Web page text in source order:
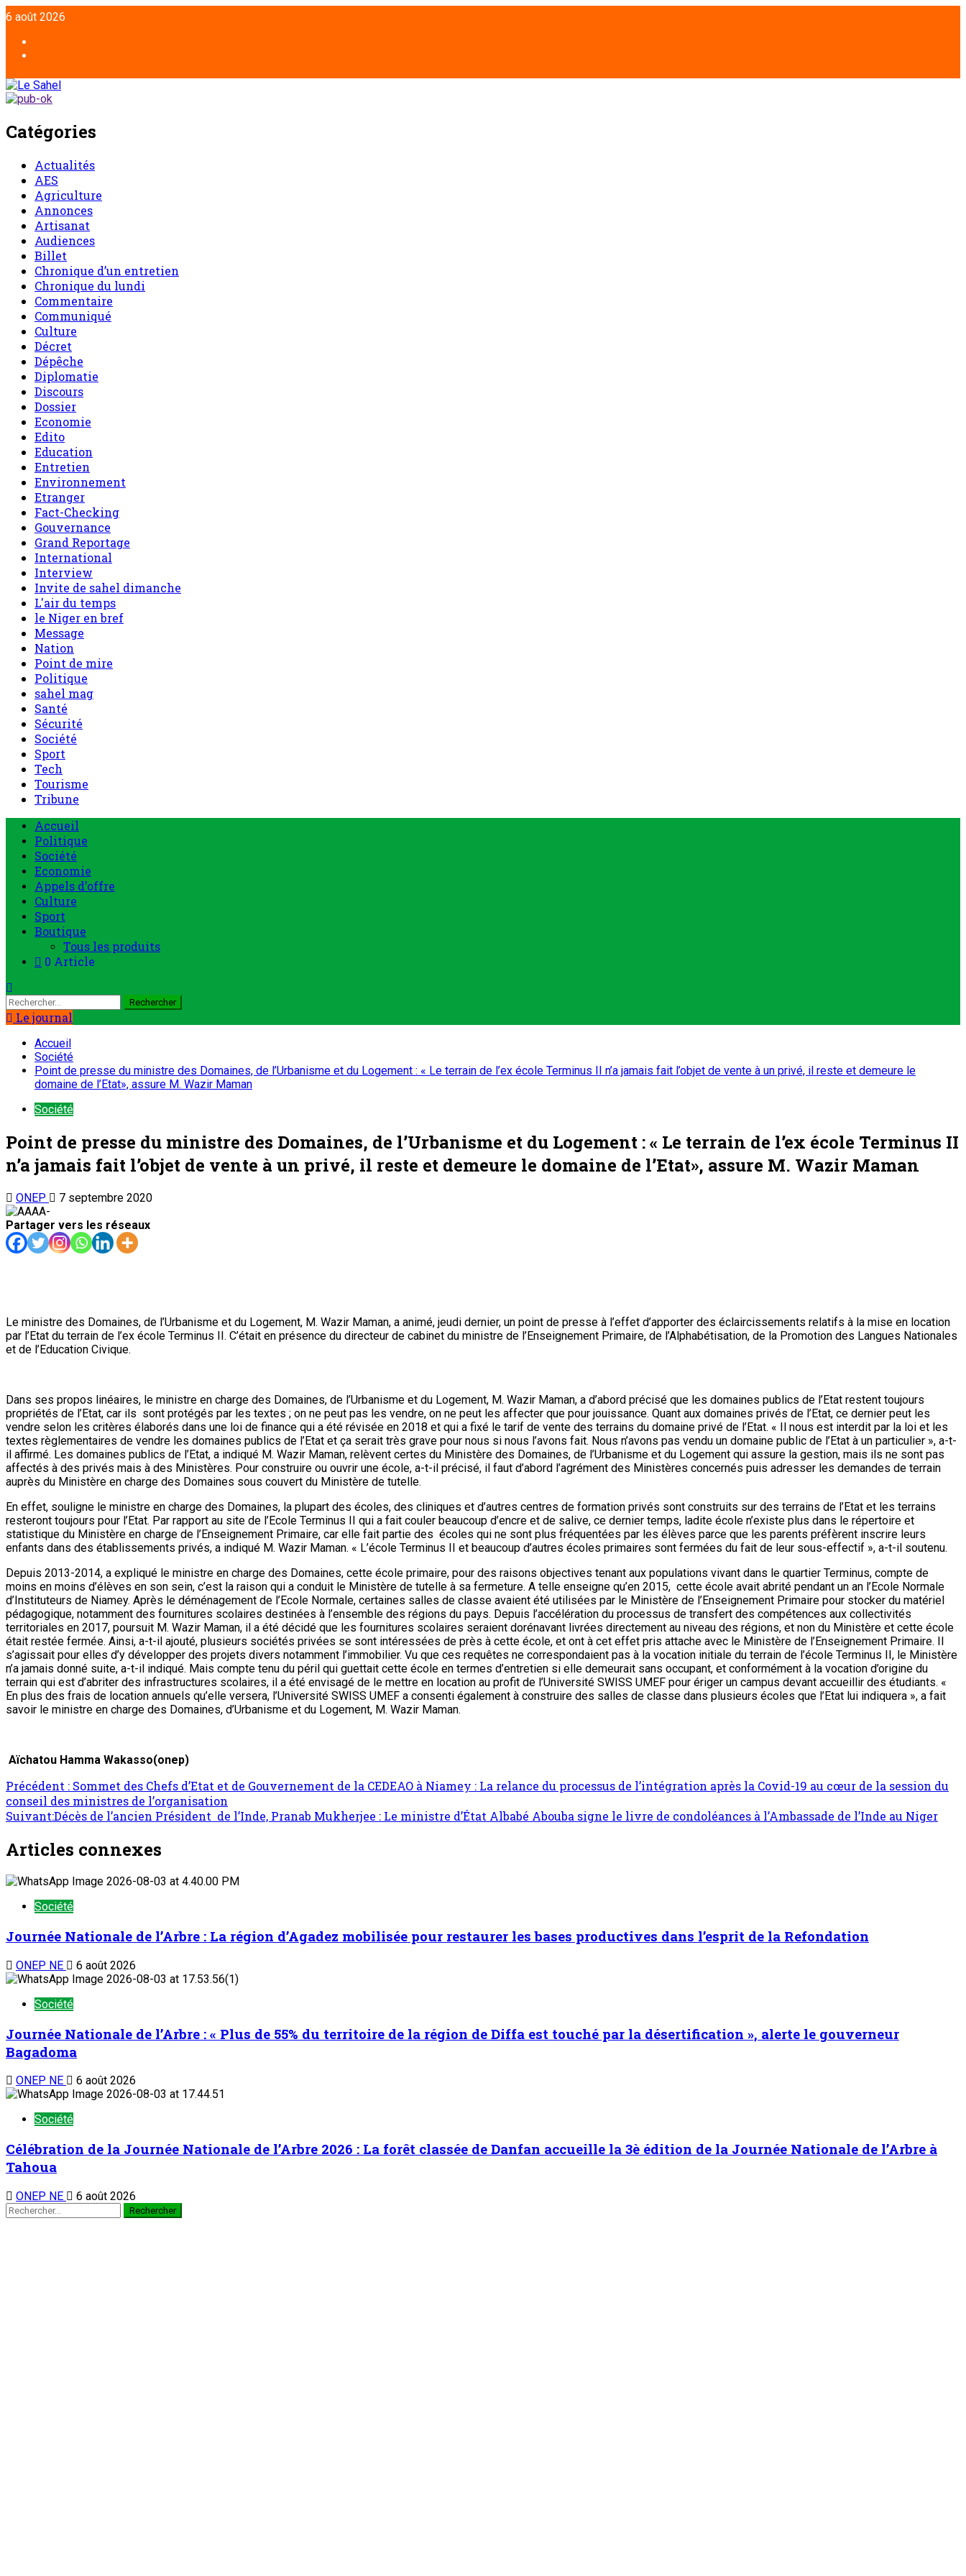
6 août 2026
Catégories
Actualités
AES
Agriculture
Annonces
Artisanat
Audiences
Billet
Chronique d’un entretien
Chronique du lundi
Commentaire
Communiqué
Culture
Décret
Dépêche
Diplomatie
Discours
Dossier
Economie
Edito
Education
Entretien
Environnement
Etranger
Fact-Checking
Gouvernance
Grand Reportage
International
Interview
Invite de sahel dimanche
L'air du temps
le Niger en bref
Message
Nation
Point de mire
Politique
sahel mag
Santé
Sécurité
Société
Sport
Tech
Tourisme
Tribune
Accueil
Politique
Société
Economie
Appels d’offre
Culture
Sport
Boutique
Tous les produits
0 Article
Le journal
Accueil
Société
Point de presse du ministre des Domaines, de l’Urbanisme et du Logement : « Le terrain de l’ex école Terminus II n’a jamais fait l’objet de vente à un privé, il reste et demeure le
domaine de l’Etat», assure M. Wazir Maman
Société
Point de presse du ministre des Domaines, de l’Urbanisme et du Logement : « Le terrain de l’ex école Terminus II
n’a jamais fait l’objet de vente à un privé, il reste et demeure le domaine de l’Etat», assure M. Wazir Maman
ONEP
7 septembre 2020
Partager vers les réseaux
Le ministre des Domaines, de l’Urbanisme et du Logement, M. Wazir Maman, a animé, jeudi dernier, un point de presse à l’effet d’apporter des éclaircissements relatifs à la mise en location
par l’Etat du terrain de l’ex école Terminus II. C’était en présence du directeur de cabinet du ministre de l’Enseignement Primaire, de l’Alphabétisation, de la Promotion des Langues Nationales
et de l’Education Civique.
Dans ses propos linéaires, le ministre en charge des Domaines, de l’Urbanisme et du Logement, M. Wazir Maman, a d’abord précisé que les domaines publics de l’Etat restent toujours
propriétés de l’Etat, car ils sont protégés par les textes ; on ne peut pas les vendre, on ne peut les affecter que pour jouissance. Quant aux domaines privés de l’Etat, ce dernier peut les
vendre selon les critères élaborés dans une loi de finance qui a été révisée en 2018 et qui a fixé le tarif de vente des terrains du domaine privé de l’Etat. « Il nous est interdit par la loi et les
textes règlementaires de vendre les domaines publics de l’Etat et ça serait très grave pour nous si nous l’avons fait. Nous n’avons pas vendu un domaine public de l’Etat à un particulier », a-t-
il affirmé. Les domaines publics de l’Etat, a indiqué M. Wazir Maman, relèvent certes du Ministère des Domaines, de l’Urbanisme et du Logement qui assure la gestion, mais ils ne sont pas
affectés à des privés mais à des Ministères. Pour construire ou ouvrir une école, a-t-il précisé, il faut d’abord l’agrément des Ministères concernés puis adresser les demandes de terrain
auprès du Ministère en charge des Domaines sous couvert du Ministère de tutelle.
En effet, souligne le ministre en charge des Domaines, la plupart des écoles, des cliniques et d’autres centres de formation privés sont construits sur des terrains de l’Etat et les terrains
resteront toujours pour l’Etat. Par rapport au site de l’Ecole Terminus II qui a fait couler beaucoup d’encre et de salive, ce dernier temps, ladite école n’existe plus dans le répertoire et
statistique du Ministère en charge de l’Enseignement Primaire, car elle fait partie des écoles qui ne sont plus fréquentées par les élèves parce que les parents préfèrent inscrire leurs
enfants dans des établissements privés, a indiqué M. Wazir Maman. « L’école Terminus II et beaucoup d’autres écoles primaires sont fermées du fait de leur sous-effectif », a-t-il soutenu.
Depuis 2013-2014, a expliqué le ministre en charge des Domaines, cette école primaire, pour des raisons objectives tenant aux populations vivant dans le quartier Terminus, compte de
moins en moins d’élèves en son sein, c’est la raison qui a conduit le Ministère de tutelle à sa fermeture. A telle enseigne qu’en 2015, cette école avait abrité pendant un an l’Ecole Normale
d’Instituteurs de Niamey. Après le déménagement de l’Ecole Normale, certaines salles de classe avaient été utilisées par le Ministère de l’Enseignement Primaire pour stocker du matériel
pédagogique, notamment des fournitures scolaires destinées à l’ensemble des régions du pays. Depuis l’accélération du processus de transfert des compétences aux collectivités
territoriales en 2017, poursuit M. Wazir Maman, il a été décidé que les fournitures scolaires seraient dorénavant livrées directement au niveau des régions, et non du Ministère et cette école
était restée fermée. Ainsi, a-t-il ajouté, plusieurs sociétés privées se sont intéressées de près à cette école, et ont à cet effet pris attache avec le Ministère de l’Enseignement Primaire. Il
s’agissait pour elles d’y développer des projets divers notamment l’immobilier. Vu que ces requêtes ne correspondaient pas à la vocation initiale du terrain de l’école Terminus II, le Ministère
n’a jamais donné suite, a-t-il indiqué. Mais compte tenu du péril qui guettait cette école en termes d’entretien si elle demeurait sans occupant, et conformément à la vocation d’origine du
terrain qui est d’abriter des infrastructures scolaires, il a été envisagé de le mettre en location au profit de l’Université SWISS UMEF pour ériger un campus devant accueillir des étudiants. «
En plus des frais de location annuels qu’elle versera, l’Université SWISS UMEF a consenti également à construire des salles de classe dans plusieurs écoles que l’Etat lui indiquera », a fait
savoir le ministre en charge des Domaines, d’Urbanisme et du Logement, M. Wazir Maman.
Aïchatou Hamma Wakasso(onep)
Précédent : Sommet des Chefs d’Etat et de Gouvernement de la CEDEAO à Niamey : La relance du processus de l’intégration après la Covid-19 au cœur de la session du
conseil des ministres de l’organisation
Suivant:Décès de l’ancien Président de l’Inde, Pranab Mukherjee : Le ministre d’État Albabé Abouba signe le livre de condoléances à l’Ambassade de l’Inde au Niger
Articles connexes
Société
Journée Nationale de l’Arbre : La région d’Agadez mobilisée pour restaurer les bases productives dans l’esprit de la Refondation
ONEP NE 6 août 2026
Société
Journée Nationale de l’Arbre : « Plus de 55% du territoire de la région de Diffa est touché par la désertification », alerte le gouverneur
Bagadoma
ONEP NE 6 août 2026
Société
Célébration de la Journée Nationale de l’Arbre 2026 : La forêt classée de Danfan accueille la 3è édition de la Journée Nationale de l’Arbre à
Tahoua
ONEP NE 6 août 2026